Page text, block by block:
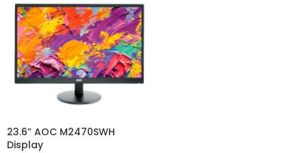
23.6” AOC M2470SWH
Display